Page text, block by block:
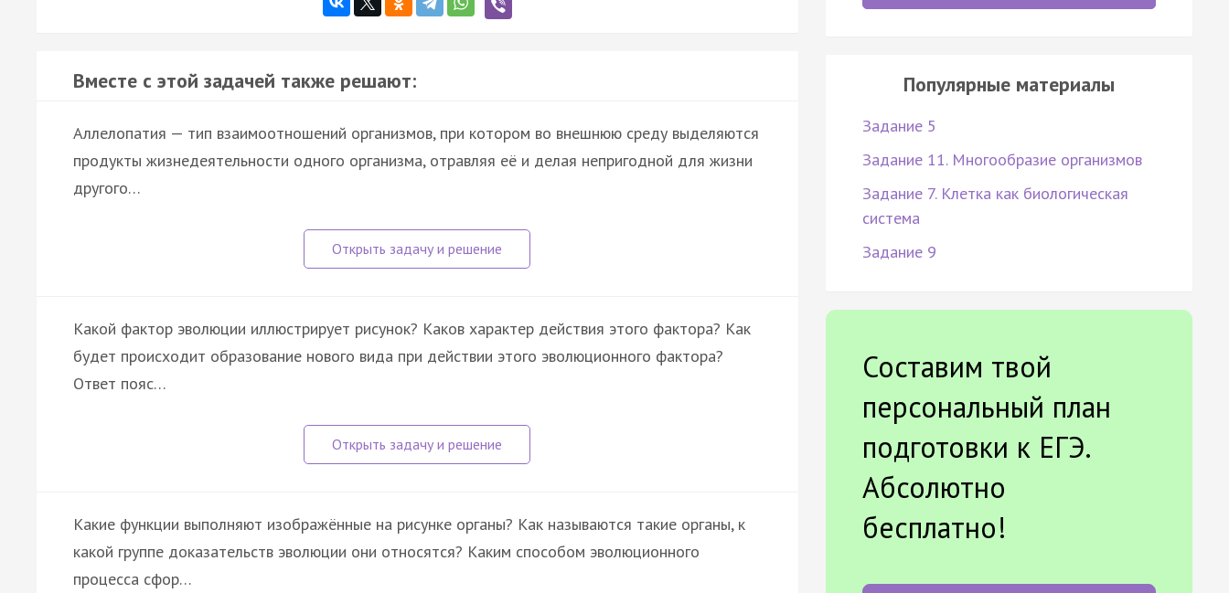
Вместе с этой задачей также решают:
Аллелопатия — тип взаимоотношений организмов, при котором во внешнюю среду выделяются
продукты жизнедеятельности одного организма, отравляя её и делая непригодной для жизни
другого…
Какой фактор эволюции иллюстрирует рисунок? Каков характер действия этого фактора? Как
будет происходит образование нового вида при действии этого эволюционного фактора?
Ответ пояс…
Какие функции выполняют изображённые на рисунке органы? Как называются такие органы, к
какой группе доказательств эволюции они относятся? Каким способом эволюционного
процесса сфор…
Популярные материалы
Задание 5
Задание 11. Многообразие организмов
Задание 7. Клетка как биологическая
система
Задание 9
Составим твой
персональный план
подготовки к ЕГЭ.
Абсолютно
бесплатно!